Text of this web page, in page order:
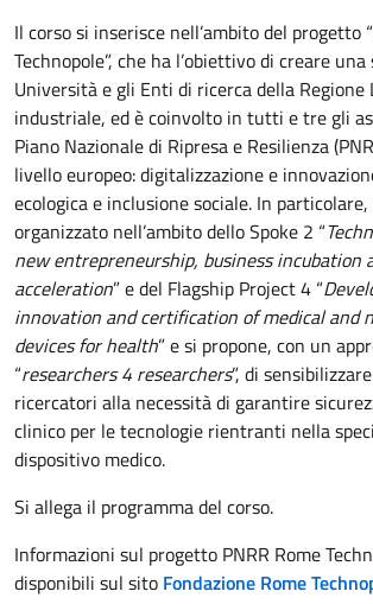
Il corso si inserisce nell’ambito del progetto
Technopole”, che ha l’obiettivo di creare
Università e gli Enti di ricerca della Regione
industriale, ed è coinvolto in tutti e tre gli
Piano Nazionale di Ripresa e Resilienza
livello europeo: digitalizzazione e
ecologica e inclusione sociale. In
organizzato nell’ambito dello Spoke 2 “
new entrepreneurship, business incubation
acceleration” e del Flagship Project 4 “
innovation and certification of medical and
devices for health” e si propone, con un
“researchers 4 researchers”, di
ricercatori alla necessità di garantire
clinico per le tecnologie rientranti nella
dispositivo medico.
Si allega il programma del corso.
Informazioni sul progetto PNRR Rome
disponibili sul sito Fondazione Rome